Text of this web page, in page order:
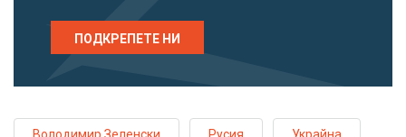
ПОДКРЕПЕТЕ НИ
Володимир Зеленски Русия Украйна